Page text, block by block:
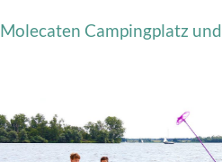
Molecaten Campingplatz